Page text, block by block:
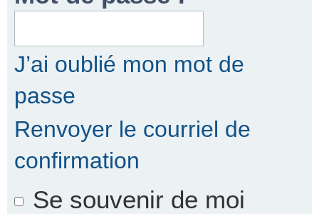
J’ai oublié mon mot de
passe
Renvoyer le courriel de
confirmation
Se souvenir de moi